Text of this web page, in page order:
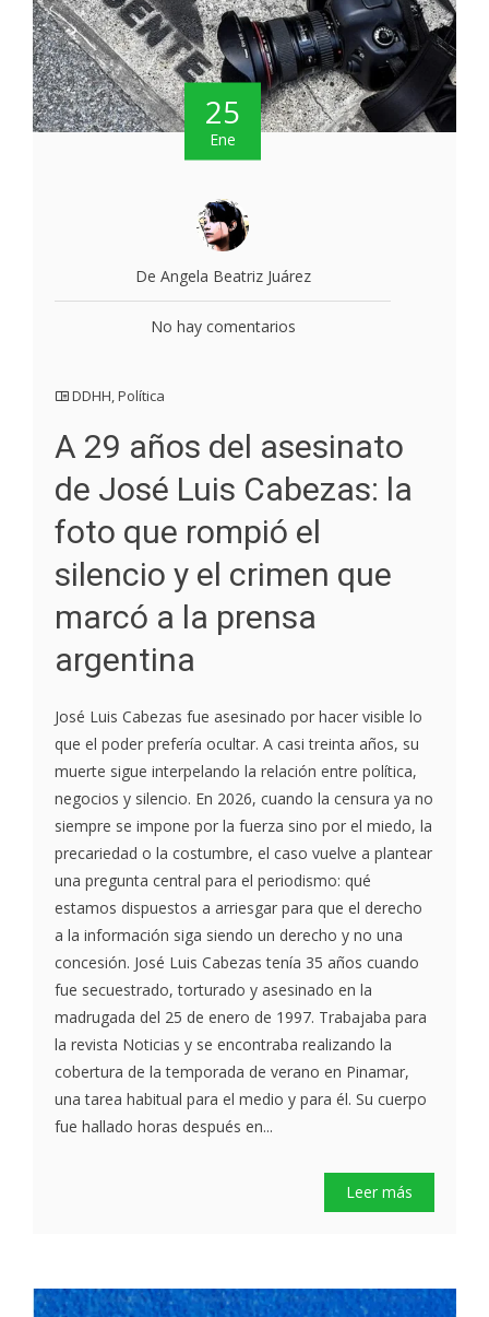
25
Ene
De Angela Beatriz Juárez
No hay comentarios
DDHH,Política
A 29 años del asesinato
de José Luis Cabezas: la
foto que rompió el
silencio y el crimen que
marcó a la prensa
argentina
José Luis Cabezas fue asesinado por hacer visible lo
que el poder prefería ocultar. A casi treinta años, su
muerte sigue interpelando la relación entre política,
negocios y silencio. En 2026, cuando la censura ya no
siempre se impone por la fuerza sino por el miedo, la
precariedad o la costumbre, el caso vuelve a plantear
una pregunta central para el periodismo: qué
estamos dispuestos a arriesgar para que el derecho
a la información siga siendo un derecho y no una
concesión. José Luis Cabezas tenía 35 años cuando
fue secuestrado, torturado y asesinado en la
madrugada del 25 de enero de 1997. Trabajaba para
la revista Noticias y se encontraba realizando la
cobertura de la temporada de verano en Pinamar,
una tarea habitual para el medio y para él. Su cuerpo
fue hallado horas después en...
Leer más